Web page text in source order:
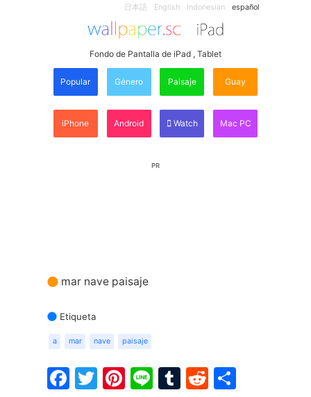
日本語 English Indonesian español
Fondo de Pantalla de iPad , Tablet
Popular Género Paisaje Guay
iPhone Android Watch Mac PC
PR
mar nave paisaje
Etiqueta
a mar nave paisaje
Facebook
Twitter
Pinterest
LineTumblr
Reddit